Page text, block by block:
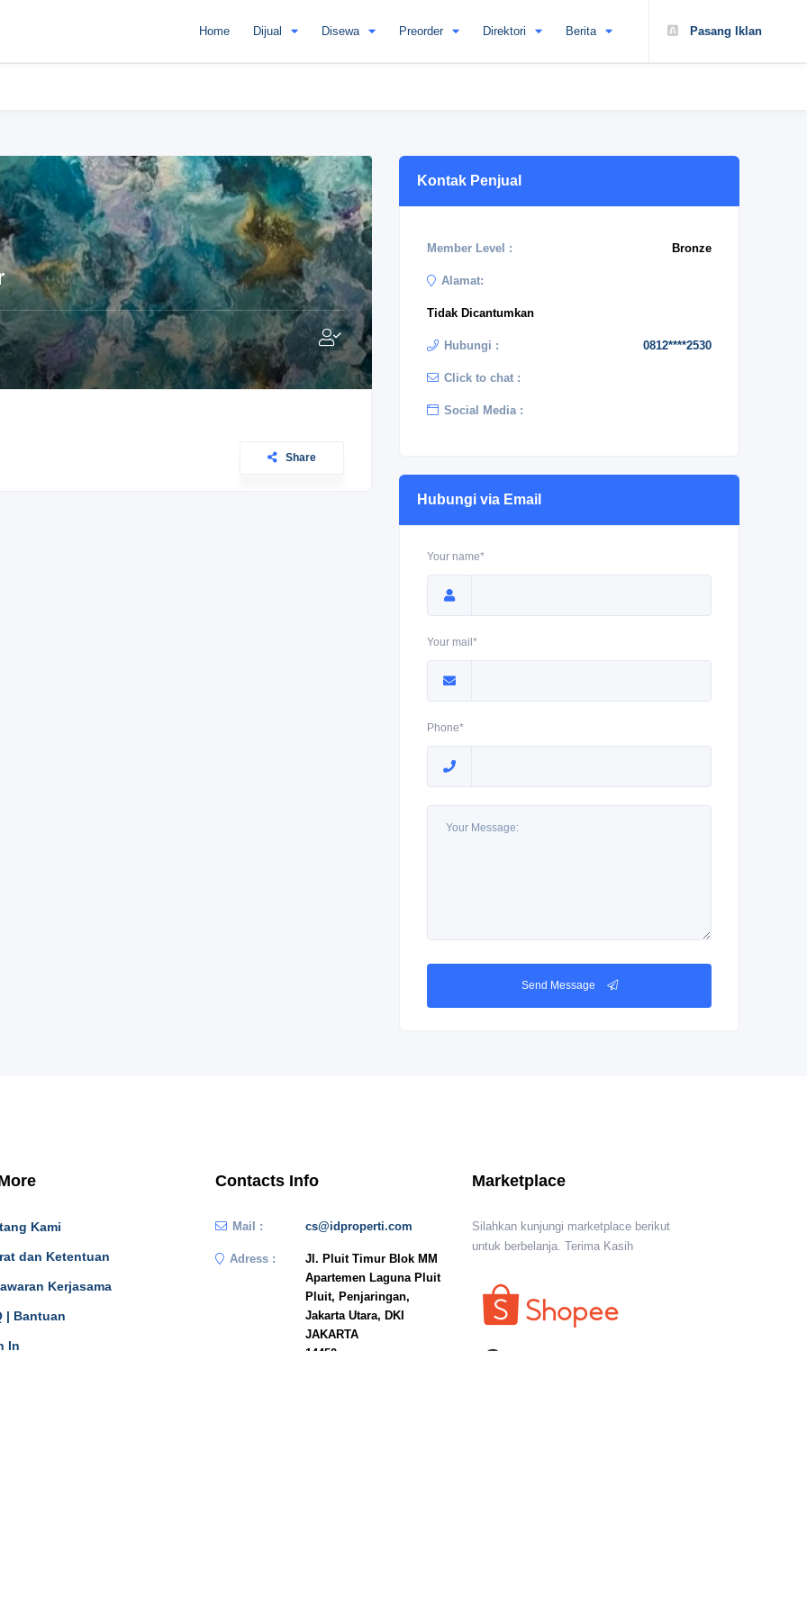
Pasang Iklan
Home Dijual Disewa Preorder Direktori Berita
Share
Kontak Penjual
Member Level : Bronze
Alamat:
Tidak Dicantumkan
Hubungi : 0812****2530
Click to chat :
Social Media :
Hubungi via Email
Your name*
Your mail*
Phone*
Send Message
Kami
dan Ketentuan
Kerjasama
| Bantuan
In
Contacts Info
Mail : cs@idproperti.com
Adress :
Jl. Pluit Timur Blok MM
Apartemen Laguna Pluit
Pluit, Penjaringan,
Jakarta Utara, DKI
JAKARTA
14450
Marketplace
Silahkan kunjungi marketplace berikut
untuk berbelanja. Terima Kasih